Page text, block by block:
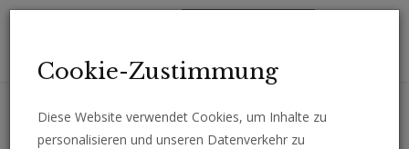
Cookie-Zustimmung
Diese Website verwendet Cookies, um Inhalte zu
personalisieren und unseren Datenverkehr zu